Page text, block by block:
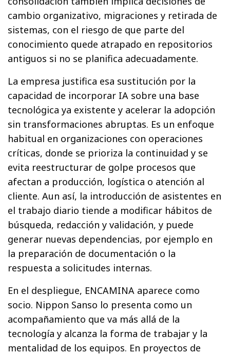
cambio organizativo, migraciones y retirada de
sistemas, con el riesgo de que parte del
conocimiento quede atrapado en repositorios
antiguos si no se planifica adecuadamente.
La empresa justifica esa sustitución por la
capacidad de incorporar IA sobre una base
tecnológica ya existente y acelerar la adopción
sin transformaciones abruptas. Es un enfoque
habitual en organizaciones con operaciones
críticas, donde se prioriza la continuidad y se
evita reestructurar de golpe procesos que
afectan a producción, logística o atención al
cliente. Aun así, la introducción de asistentes en
el trabajo diario tiende a modificar hábitos de
búsqueda, redacción y validación, y puede
generar nuevas dependencias, por ejemplo en
la preparación de documentación o la
respuesta a solicitudes internas.
En el despliegue, ENCAMINA aparece como
socio. Nippon Sanso lo presenta como un
acompañamiento que va más allá de la
tecnología y alcanza la forma de trabajar y la
mentalidad de los equipos. En proyectos de